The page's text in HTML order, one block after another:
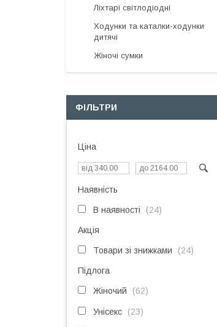
Ліхтарі світлодіодні
Ходунки та каталки-ходунки
дитячі
Жіночі сумки
ФІЛЬТРИ
Ціна
Наявність
В наявності 24
Акція
Товари зі знижками 24
Підлога
Жіночий 62
Унісекс 23